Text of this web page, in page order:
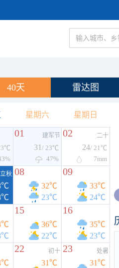
40天 雷达图
星期六 星期日
01 建军节
31 / 23℃
47%
02 二十
24/ 21℃
7mm
立秋 08
32℃
23℃
09
33℃
24℃
15
36℃
22℃
16
35℃
23℃
22 初十
31℃
23 处暑
31℃